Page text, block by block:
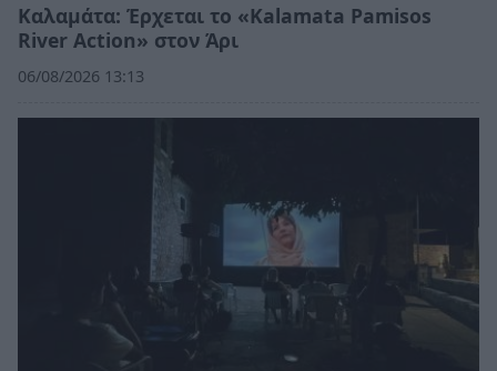
Καλαμάτα: Έρχεται το «Kalamata Pamisos
River Action» στον Άρι
06/08/2026 13:13